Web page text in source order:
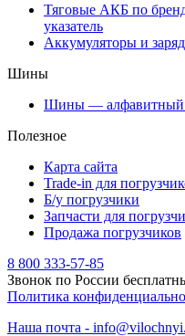
Тяговые АКБ по
указатель
Аккумуляторы и
Шины
Шины — алфавитный
Полезное
Карта сайта
Trade-in для
Б/у погрузчики
Запчасти для
Продажа погрузчиков
8 800 333-57-85
Звонок по России
Политика
Наша почта -